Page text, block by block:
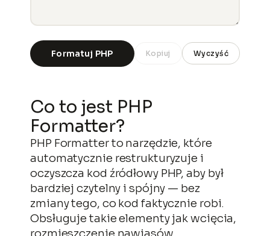
Formatuj PHP Kopiuj Wyczyść
Co to jest PHP
Formatter?
PHP Formatter to narzędzie, które
automatycznie restrukturyzuje i
oczyszcza kod źródłowy PHP, aby był
bardziej czytelny i spójny — bez
zmiany tego, co kod faktycznie robi.
Obsługuje takie elementy jak wcięcia,
rozmieszczenie nawiasów